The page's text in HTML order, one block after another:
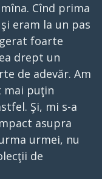
Cînd prima
eram la un pas
foarte
drept un
de adevăr. Am
mai puţin
Şi, mi s-a
asupra
urmei, nu
de